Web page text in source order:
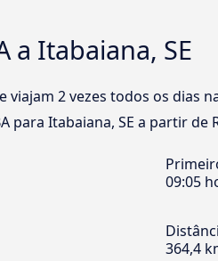
a Itabaiana, SE
2 vezes todos os dias
para Itabaiana, SE a partir de
09:05
364,4